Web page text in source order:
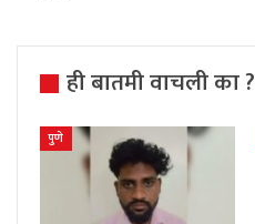
ही बातमी वाचली का ?
पुणे